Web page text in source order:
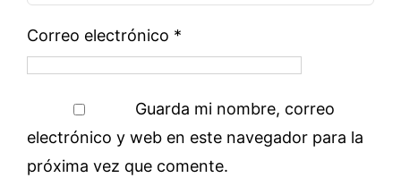
Correo electrónico *
Guarda mi nombre, correo
electrónico y web en este navegador para la
próxima vez que comente.